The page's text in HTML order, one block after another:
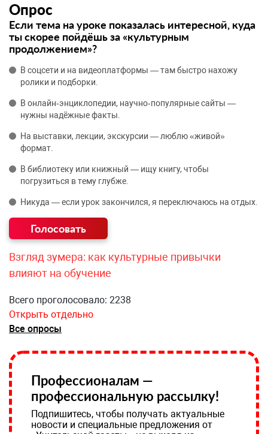
Опрос
Если тема на уроке показалась интересной, куда
ты скорее пойдёшь за «культурным
продолжением»?
В соцсети и на видеоплатформы — там быстро нахожу
ролики и подборки.
В онлайн‑энциклопедии, научно‑популярные сайты —
нужны надёжные факты.
На выставки, лекции, экскурсии — люблю «живой»
формат.
В библиотеку или книжный — ищу книгу, чтобы
погрузиться в тему глубже.
Никуда — если урок закончился, я переключаюсь на отдых.
Взгляд зумера: как культурные привычки
влияют на обучение
Всего проголосовало: 2238
Открыть отдельно
Все опросы
Профессионалам —
профессиональную рассылку!
Подпишитесь, чтобы получать актуальные
новости и специальные предложения от